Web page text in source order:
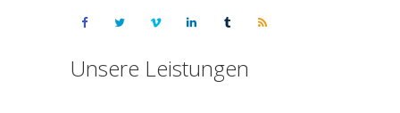
Unsere Leistungen